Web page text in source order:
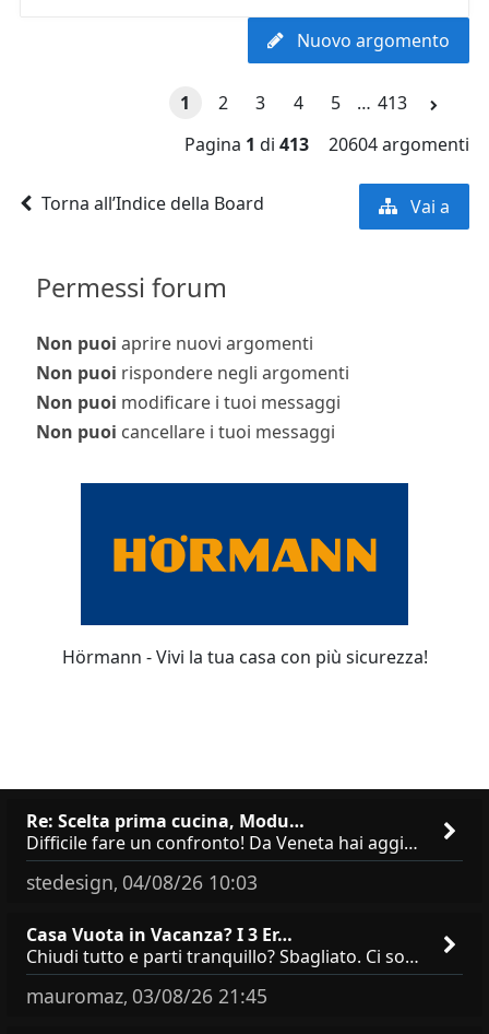
Nuovo argomento
1 2 3 4 5 … 413
Pagina 1 di 413 20604 argomenti
Torna all’Indice della Board Vai a
Permessi forum
Non puoi aprire nuovi argomenti
Non puoi rispondere negli argomenti
Non puoi modificare i tuoi messaggi
Non puoi cancellare i tuoi messaggi
Hörmann - Vivi la tua casa con più sicurezza!
Re: Scelta prima cucina, Modu…
Difficile fare un confronto! Da Veneta hai aggiunto i pensili a tutta altezza e una colonna dispensa da 30, che da soli
stedesign, 04/08/26 10:03
Casa Vuota in Vacanza? I 3 Er…
Chiudi tutto e parti tranquillo? Sbagliato. Ci sono 3 comportamenti che dicono ai ladri &quot;sono via per due settimane
mauromaz, 03/08/26 21:45